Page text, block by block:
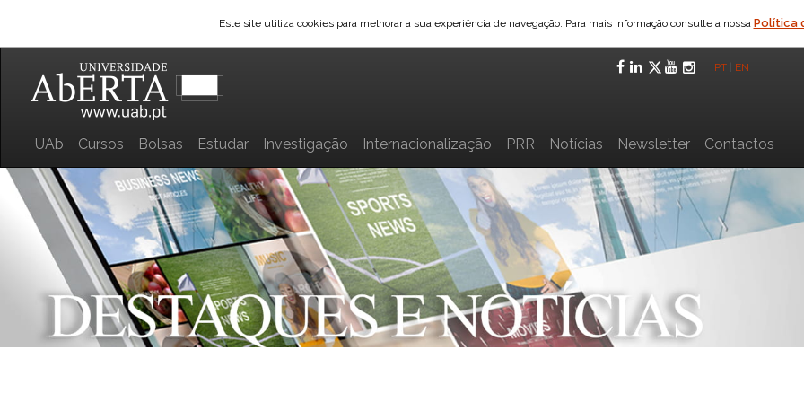
Este site utiliza cookies para melhorar a sua experiência de navegação. Para mais informação consulte a nossa Política
Facebook
LinkedIn
Twitter
YouTube
PT EN
UAb Cursos Bolsas Estudar Investigação Internacionalização PRR Notícias Newsletter Contactos